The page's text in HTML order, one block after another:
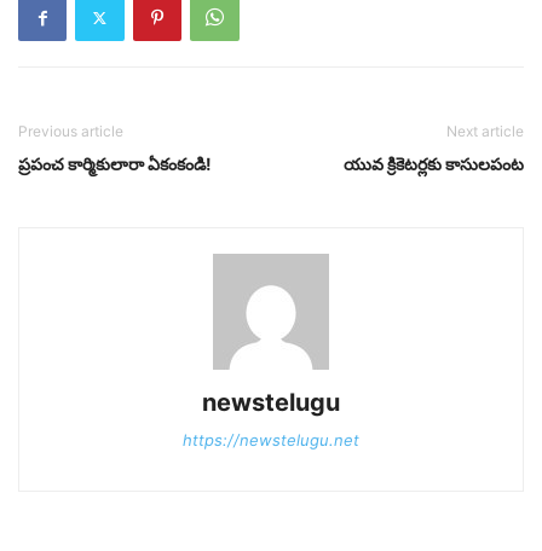
Previous article
ప్రపంచ కార్మికులారా ఏకంకండి!
Next article
యువ క్రికెటర్లకు కాసులపంట
newstelugu
https://newstelugu.net